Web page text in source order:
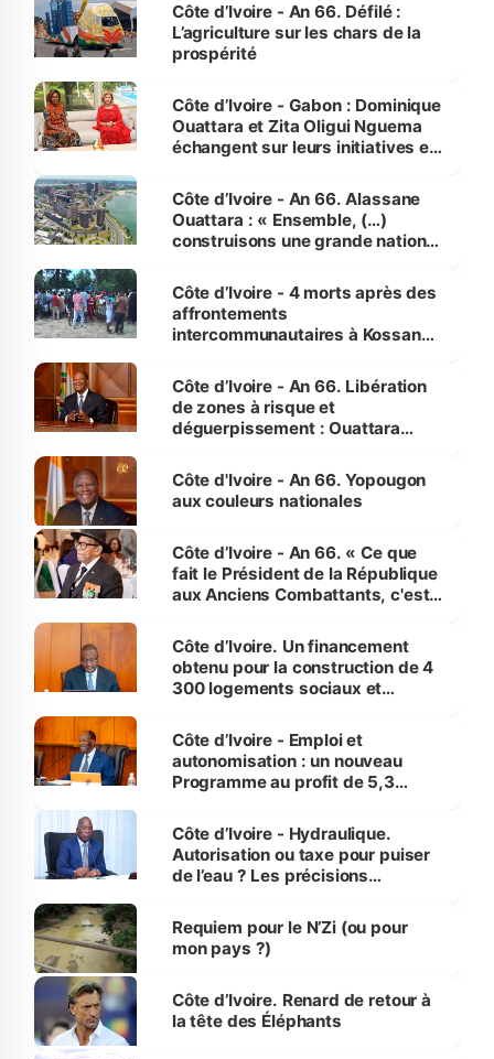
Côte d’Ivoire - An 66. Défilé :
L’agriculture sur les chars de la
prospérité
Côte d’Ivoire - Gabon : Dominique
Ouattara et Zita Oligui Nguema
échangent sur leurs initiatives en
enfants
Côte d’Ivoire - An 66. Alassane
Ouattara : « Ensemble, (…)
construisons une grande nation
générations futures »
Côte d’Ivoire - 4 morts après des
affrontements
intercommunautaires à Kossandji
milieu des sinistrés
Côte d’Ivoire - An 66. Libération
de zones à risque et
déguerpissement : Ouattara
l'Etat de droit pour préserver les
vies humaines »
Côte d'Ivoire - An 66. Yopougon
aux couleurs nationales
Côte d’Ivoire - An 66. « Ce que
fait le Président de la République
aux Anciens Combattants, c'est
Côte d’Ivoire. Un financement
obtenu pour la construction de 4
300 logements sociaux et
et Yamoussoukro
Côte d’Ivoire - Emploi et
autonomisation : un nouveau
Programme au profit de 5,3
Côte d’Ivoire - Hydraulique.
Autorisation ou taxe pour puiser
de l’eau ? Les précisions
Requiem pour le N’Zi (ou pour
mon pays ?)
Côte d’Ivoire. Renard de retour à
la tête des Éléphants